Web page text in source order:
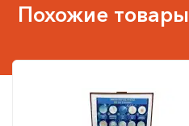
Похожие товары